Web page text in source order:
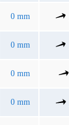
0 mm
0 mm
0 mm
0 mm